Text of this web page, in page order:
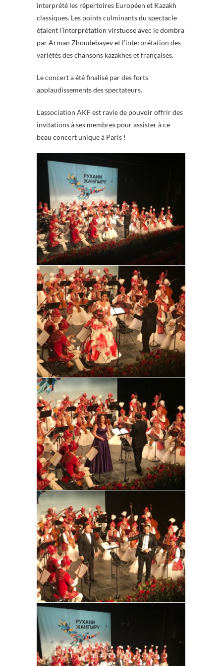
interprété les répertoires Européen et Kazakh
classiques. Les points culminants du spectacle
étaient l’interprétation virstuose avec le dombra
par Arman Zhoudebayev et l’interprétation des
variétés des chansons kazakhes et françaises.
Le concert a été finalisé par des forts
applaudissements des spectateurs.
L’association AKF est ravie de pouvoir offrir des
invitations à ses membres pour assister à ce
beau concert unique à Paris !